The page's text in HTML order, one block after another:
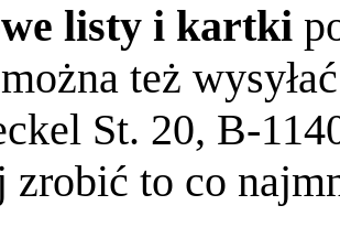
listy i kartki
też
St. 20, B-
zrobić to co